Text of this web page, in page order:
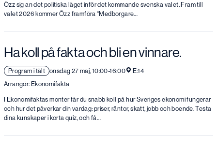
Özz sig an det politiska läget inför det kommande svenska valet. Fram till
valet 2026 kommer Özz framföra “Medborgare…
Ha koll på fakta och bli en vinnare.
Program i tält onsdag 27 maj, 10:00-16:00
E:14
Arrangör: Ekonomifakta
I Ekonomifaktas monter får du snabb koll på hur Sveriges ekonomi fungerar
och hur det påverkar din vardag: priser, räntor, skatt, jobb och boende. Testa
dina kunskaper i korta quiz, och få…